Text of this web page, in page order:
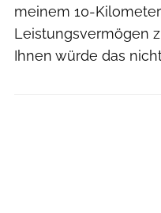
meinem 10-
Leistungsvermögen
Ihnen würde das